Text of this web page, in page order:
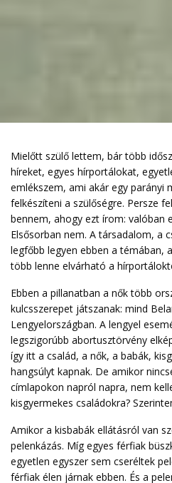
Mielőtt szülő lettem, bár több
híreket, egyes hírportálokat,
emlékszem, ami akár egy parányi
felkészíteni a szülőségre. Persze
bennem, ahogy ezt írom: valóban
Elsősorban nem. A társadalom, a
legfőbb legyen ebben a témában,
több lenne elvárható a
Ebben a pillanatban a nők több
kulcsszerepet játszanak: mind
Lengyelországban. A lengyel
legszigorúbb abortusztörvény
így itt a család, a nők, a babák,
hangsúlyt kapnak. De amikor
címlapokon napról napra, nem
kisgyermekes családokra?
Amikor a kisbabák ellátásról van
pelenkázás. Míg egyes férfiak
egyetlen egyszer sem cseréltek
férfiak élen járnak ebben. És a